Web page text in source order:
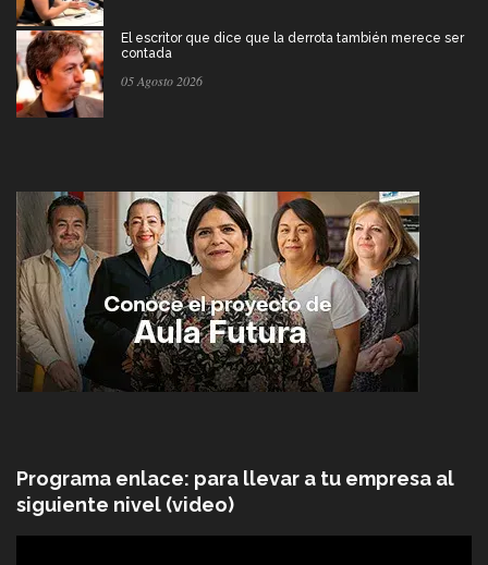
El escritor que dice que la derrota también merece ser
contada
05 Agosto 2026
Programa enlace: para llevar a tu empresa al
siguiente nivel (video)